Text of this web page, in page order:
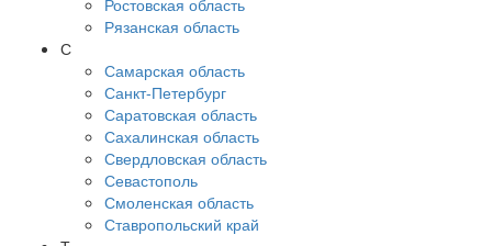
Ростовская область
Рязанская область
С
Самарская область
Санкт-Петербург
Саратовская область
Сахалинская область
Свердловская область
Севастополь
Смоленская область
Ставропольский край